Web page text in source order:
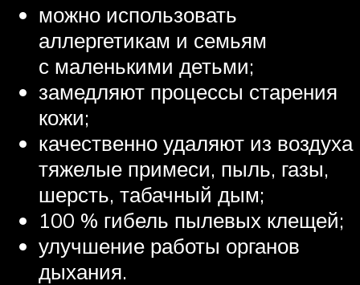
можно использовать
аллергетикам и семьям
с маленькими детьми;
замедляют процессы старения
кожи;
качественно удаляют из воздуха
тяжелые примеси, пыль, газы,
шерсть, табачный дым;
100 % гибель пылевых клещей;
улучшение работы органов
дыхания.